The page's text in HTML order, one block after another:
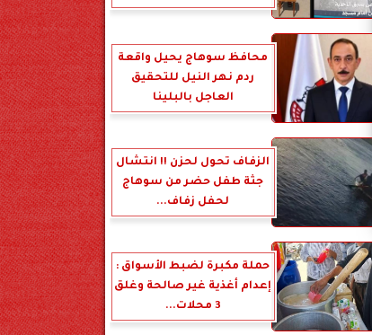
محافظ سوهاج يحيل واقعة
ردم نهر النيل للتحقيق
العاجل بالبلينا
الزفاف تحول لحزن !! انتشال
جثة طفل حضر من سوهاج
لحفل زفاف...
حملة مكبرة لضبط الأسواق :
إعدام أغذية غير صالحة وغلق
3 محلات...